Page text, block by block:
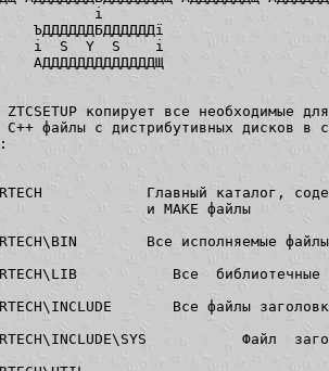
і
ЪДДДДДДБДДДДДДї
і  S  Y  S    і
АДДДДДДДДДДДДДЩ
ZTCSETUP копирует все необходимые
файлы с дистрибутивных дисков в
Главный каталог,
и MAKE файлы
Все исполняемые
Все  библиотечные
Все файлы
Файл